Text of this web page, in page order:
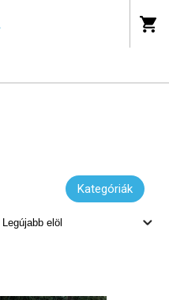
Kategóriák